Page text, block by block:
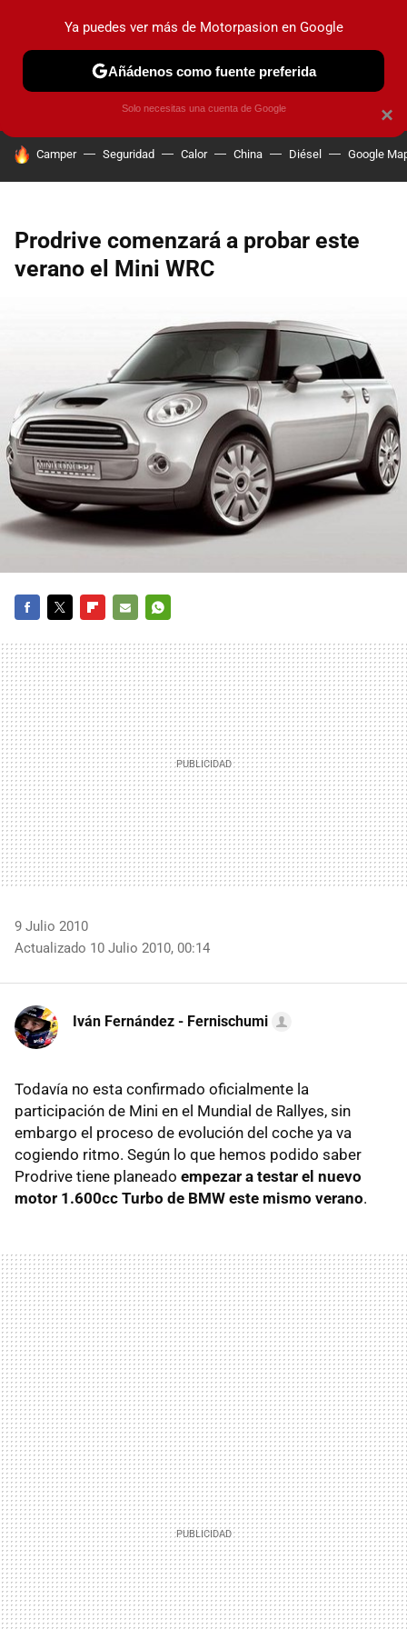
PRUEBAS COCHES ELÉCTRICOS OBSERVATORIO
HOY SE HABLA DE
Camper Seguridad Calor China Diésel Google
Prodrive comenzará a probar este
verano el Mini WRC
MAIL
9 Julio 2010
Actualizado 10 Julio 2010, 00:14
Iván Fernández - Fernischumi
Todavía no esta confirmado oficialmente la
participación de Mini en el Mundial de Rallyes, sin
embargo el proceso de evolución del coche ya va
cogiendo ritmo. Según lo que hemos podido saber
Prodrive tiene planeado empezar a testar el nuevo
motor 1.600cc Turbo de BMW este mismo verano.
×
Ya puedes ver más de Motorpasion en Google
Añádenos como fuente preferida
Solo necesitas una cuenta de Google